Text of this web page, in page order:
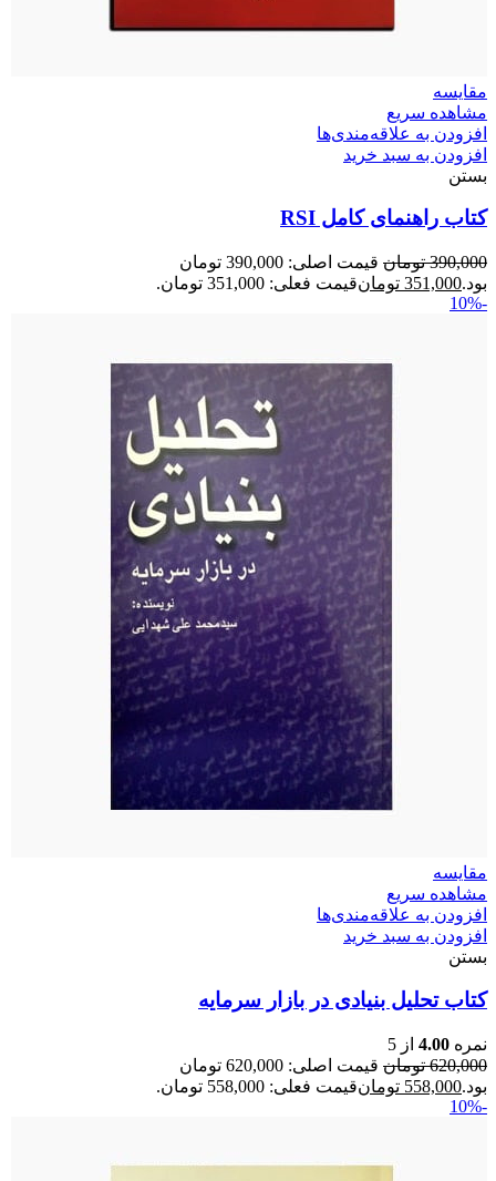
مقایسه
مشاهده سریع
افزودن به علاقه‌مندی‌ها
افزودن به سبد خرید
بستن
کتاب راهنمای کامل RSI
390,000 تومان
قیمت اصلی: 390,000 تومان
بود.351,000 تومانقیمت فعلی: 351,000 تومان.
-10%
مقایسه
مشاهده سریع
افزودن به علاقه‌مندی‌ها
افزودن به سبد خرید
بستن
کتاب تحلیل بنیادی در بازار سرمایه
نمره 4.00 از 5
620,000 تومان
قیمت اصلی: 620,000 تومان
بود.558,000 تومانقیمت فعلی: 558,000 تومان.
-10%